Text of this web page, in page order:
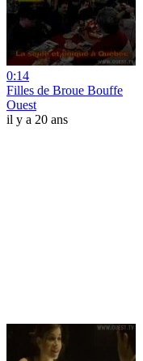
0:14
Filles de Broue Bouffe
Ouest
il y a 20 ans